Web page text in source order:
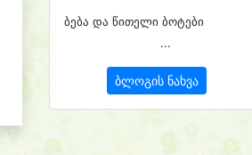
ბება და წითელი ბოტები
...
ბლოგის ნახვა